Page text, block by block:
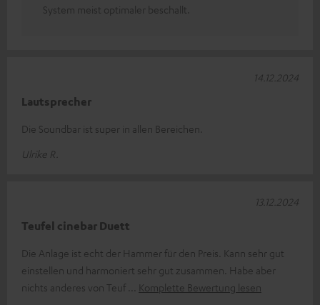
System meist optimaler beschallt.
Lautsprecher
Die Soundbar ist super in allen Bereichen.
Ulrike R.
14.12.2024
Teufel cinebar Duett
Die Anlage ist echt der Hammer für den Preis. Kann sehr gut
einstellen und harmoniert sehr gut zusammen. Habe aber
nichts anderes von Teuf
Komplette Bewertung lesen
13.12.2024